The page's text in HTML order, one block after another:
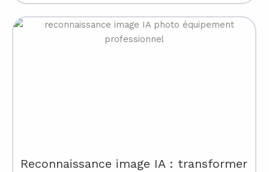
Reconnaissance image IA : transformer